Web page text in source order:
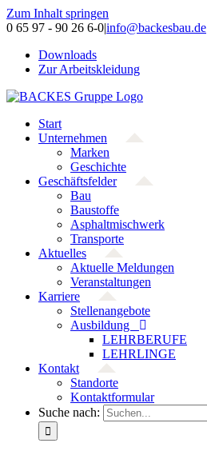
Zum Inhalt springen
0 65 97 - 90 26 6-0|info@backesbau.de
Downloads
Zur Arbeitskleidung
Start
Unternehmen
Marken
Geschichte
Geschäftsfelder
Bau
Baustoffe
Asphaltmischwerk
Transporte
Aktuelles
Aktuelle Meldungen
Veranstaltungen
Karriere
Stellenangebote
Ausbildung
LEHRBERUFE
LEHRLINGE
Kontakt
Standorte
Kontaktformular
Suche nach: